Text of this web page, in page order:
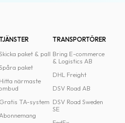
paket & pall
paket
Hitta närmaste
Gratis TA-system
Abonnemang
TRANSPORTÖRER
Bring E-commerce
& Logistics AB
DHL Freight
DSV Road AB
DSV Road Sweden
SE